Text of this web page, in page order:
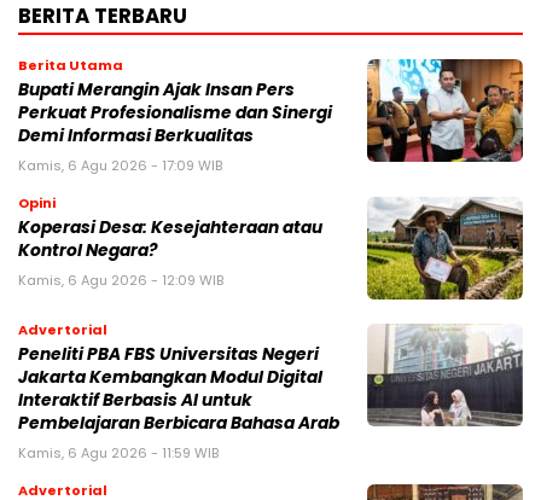
BERITA TERBARU
Berita Utama
Bupati Merangin Ajak Insan Pers
Perkuat Profesionalisme dan Sinergi
Demi Informasi Berkualitas
Kamis, 6 Agu 2026 - 17:09 WIB
Opini
Koperasi Desa: Kesejahteraan atau
Kontrol Negara?
Kamis, 6 Agu 2026 - 12:09 WIB
Advertorial
Peneliti PBA FBS Universitas Negeri
Jakarta Kembangkan Modul Digital
Interaktif Berbasis AI untuk
Pembelajaran Berbicara Bahasa Arab
Kamis, 6 Agu 2026 - 11:59 WIB
Advertorial